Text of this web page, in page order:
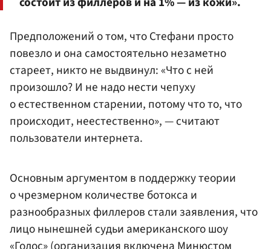
Предположений о том, что Стефани просто
повезло и она самостоятельно незаметно
стареет, никто не выдвинул: «Что с ней
произошло? И не надо нести чепуху
о естественном старении, потому что то, что
происходит, неестественно», — считают
пользователи интернета.
Основным аргументом в поддержку теории
о чрезмерном количестве ботокса и
разнообразных филлеров стали заявления, что
лицо нынешней судьи американского шоу